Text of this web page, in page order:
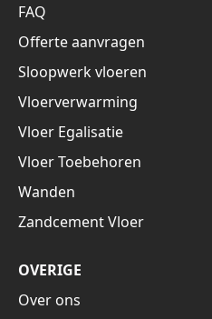
FAQ
Offerte aanvragen
Sloopwerk vloeren
Vloerverwarming
Vloer Egalisatie
Vloer Toebehoren
Wanden
Zandcement Vloer
OVERIGE
Over ons